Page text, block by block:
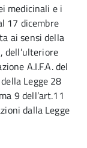
medicinali e i
17 dicembre
ai sensi della
dell’ulteriore
A.I.F.A. del
Legge 28
9 dell’art.11
dalla Legge